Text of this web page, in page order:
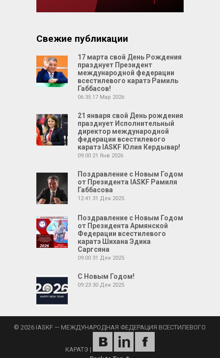
Свежие публикации
17 марта свой День Рождения
празднует Президент
международной федерации
всестилевого каратэ Рамиль
Габбасов!
06:35 17 Мар 2026
21 января свой День рождения
празднует Исполнительный
директор международной
федерации всестилевого
каратэ IASKF Юлия Кердывар!
09:00 21 Янв 2026
Поздравление с Новым Годом
от Президента IASKF Рамиля
Габбасова
12:41 31 Дек 2025
Поздравление с Новым Годом
от Президента Армянской
Федерации всестилевого
каратэ Шихана Эдика
Саргсяна
09:00 31 Дек 2025
С Новым Годом!
09:23 30 Дек 2025
© 2026 IASKF — МЕЖДУНАРОДНАЯ ФЕДЕРАЦИЯ ВСЕСТИЛЕВОГО
КАРАТЭ |